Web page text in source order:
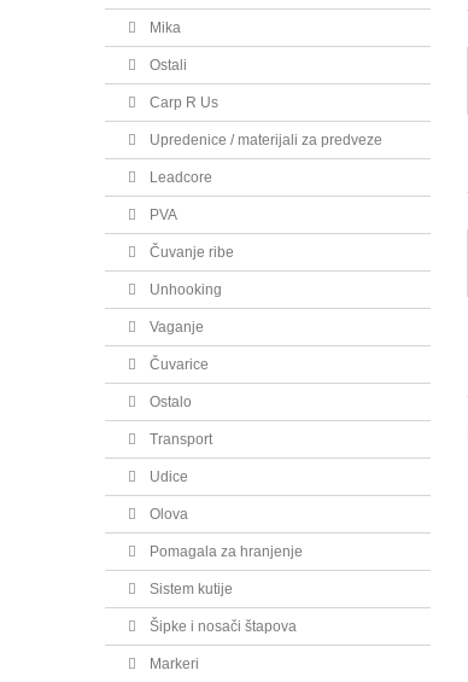
Mika
Ostali
Carp R Us
Upredenice / materijali za predveze
Leadcore
PVA
Čuvanje ribe
Unhooking
Vaganje
Čuvarice
Ostalo
Transport
Udice
Olova
Pomagala za hranjenje
Sistem kutije
Šipke i nosači štapova
Markeri